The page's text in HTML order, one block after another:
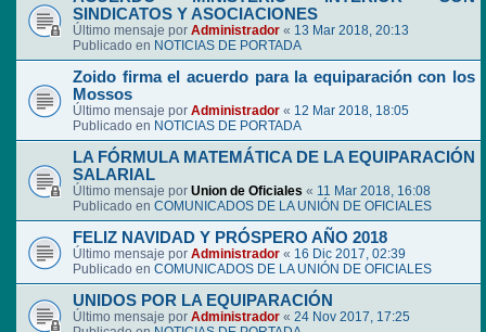
SINDICATOS Y ASOCIACIONES
Último mensaje por Administrador « 13 Mar 2018, 20:13
Publicado en NOTICIAS DE PORTADA
Zoido firma el acuerdo para la equiparación con los
Mossos
Último mensaje por Administrador « 12 Mar 2018, 18:05
Publicado en NOTICIAS DE PORTADA
LA FÓRMULA MATEMÁTICA DE LA EQUIPARACIÓN
SALARIAL
Último mensaje por Union de Oficiales « 11 Mar 2018, 16:08
Publicado en COMUNICADOS DE LA UNIÓN DE OFICIALES
FELIZ NAVIDAD Y PRÓSPERO AÑO 2018
Último mensaje por Administrador « 16 Dic 2017, 02:39
Publicado en COMUNICADOS DE LA UNIÓN DE OFICIALES
UNIDOS POR LA EQUIPARACIÓN
Último mensaje por Administrador « 24 Nov 2017, 17:25